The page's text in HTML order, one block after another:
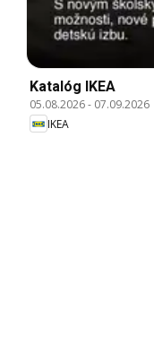
Katalóg IKEA
05.08.2026- 07.09.2026
IKEA